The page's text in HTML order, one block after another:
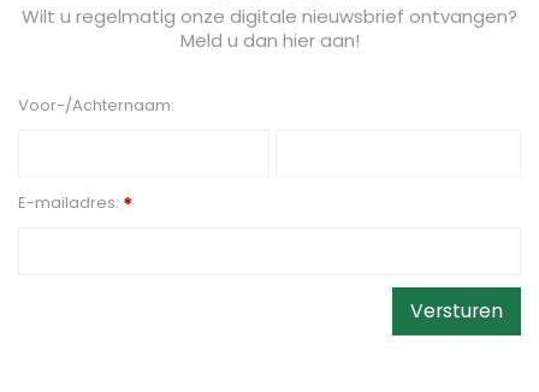
Wilt u regelmatig onze digitale nieuwsbrief ontvangen?
Meld u dan hier aan!
Voor-/Achternaam:
E-mailadres: *